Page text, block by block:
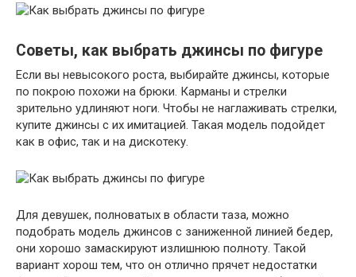
Советы, как выбрать джинсы по фигуре
Если вы невысокого роста, выбирайте джинсы, которые
по покрою похожи на брюки. Карманы и стрелки
зрительно удлиняют ноги. Чтобы не наглаживать стрелки,
купите джинсы с их имитацией. Такая модель подойдет
как в офис, так и на дискотеку.
Для девушек, полноватых в области таза, можно
подобрать модель джинсов с заниженной линией бедер,
они хорошо замаскируют излишнюю полноту. Такой
вариант хорош тем, что он отлично прячет недостатки